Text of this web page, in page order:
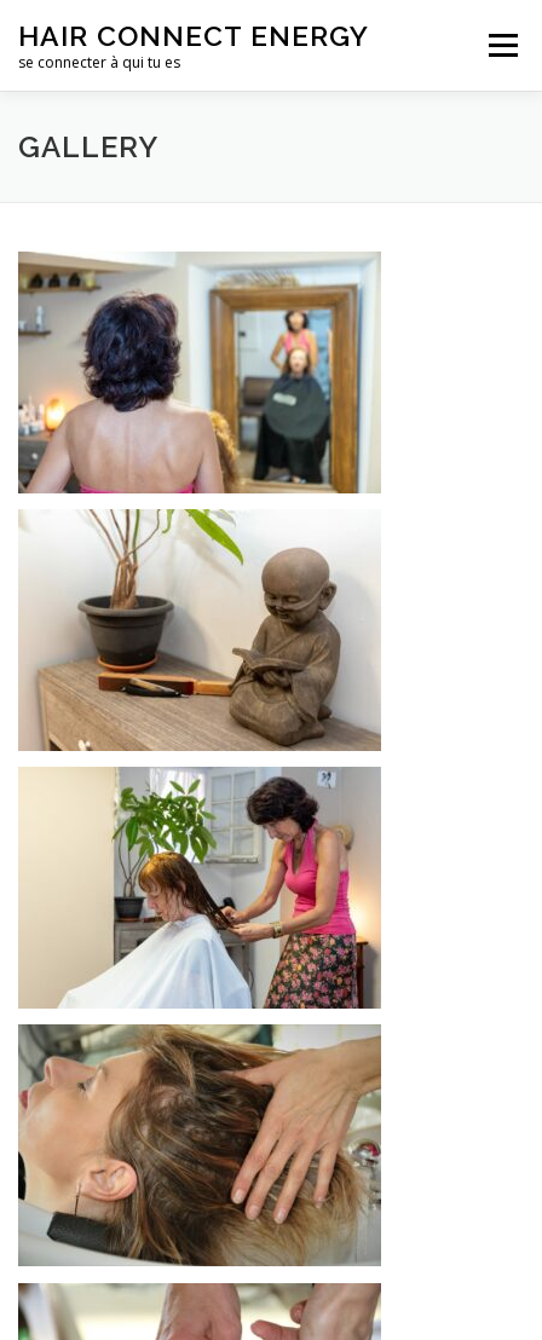
contenu
HAIR CONNECT ENERGY
se connecter à qui tu es
Menu
LE SALON DE COIFFURE
GALLERY